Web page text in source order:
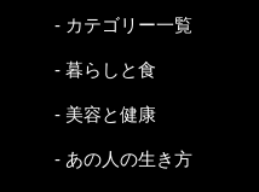
- カテゴリー一覧
- 暮らしと食
- 美容と健康
- あの人の生き方